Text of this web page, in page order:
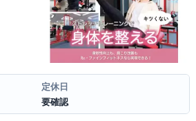
定休日
要確認